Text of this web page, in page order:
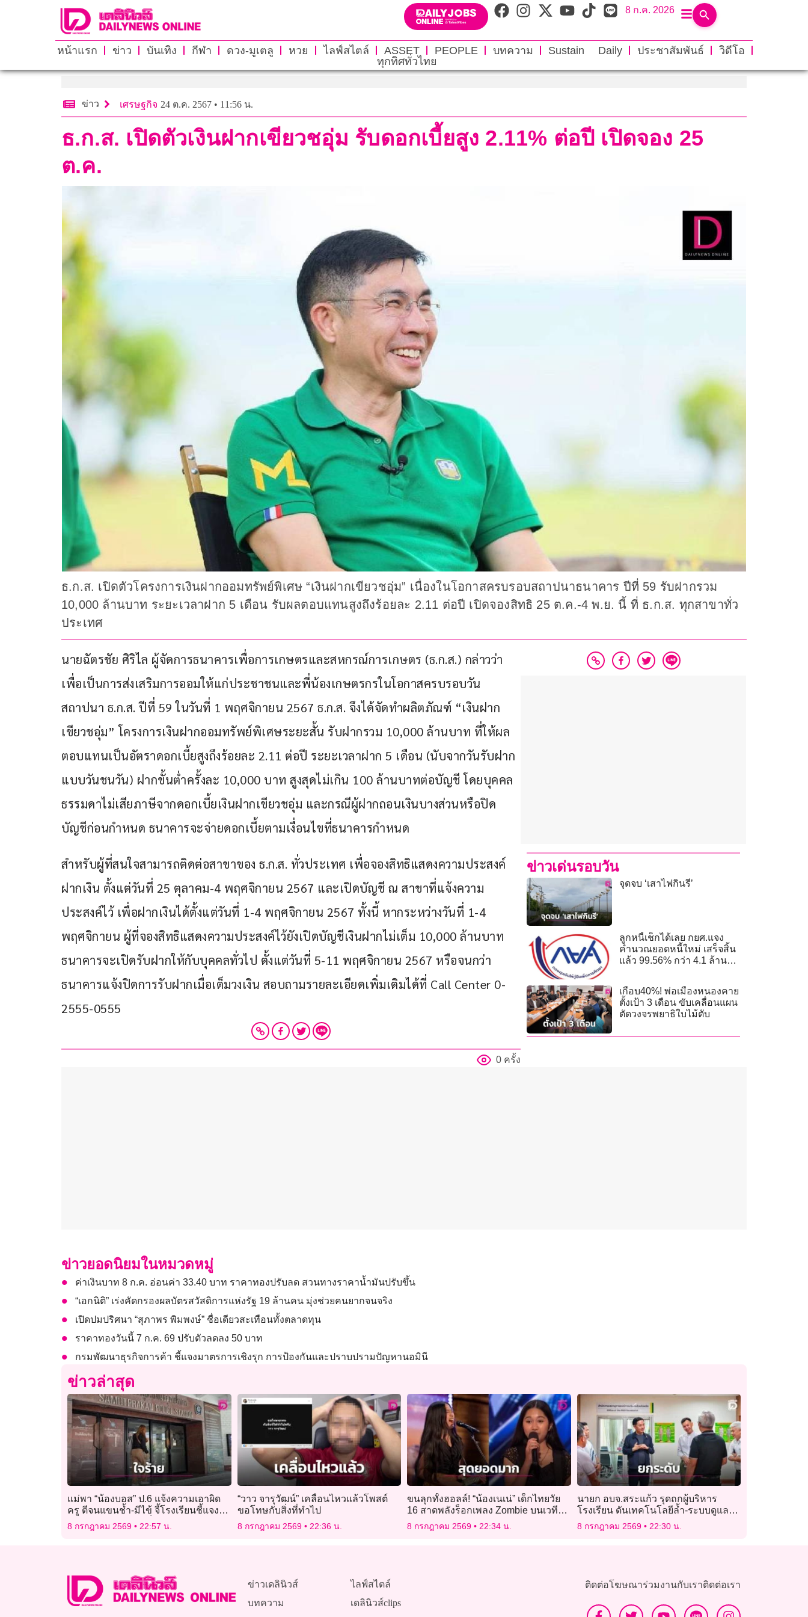
8 ก.ค. 2026
หน้าแรก ข่าว บันเทิง กีฬา ดวง-มูเตลู หวย ไลฟ์สไตล์ ASSET PEOPLE บทความ Sustain Daily ประชาสัมพันธ์
วิดีโอ
ทุกทิศทั่วไทย
ข่าว เศรษฐกิจ 24 ต.ค. 2567 • 11:56 น.
ธ.ก.ส. เปิดตัวเงินฝากเขียวชอุ่ม รับดอกเบี้ยสูง 2.11% ต่อปี เปิดจอง 25
ต.ค.
ธ.ก.ส. เปิดตัวโครงการเงินฝากออมทรัพย์พิเศษ “เงินฝากเขียวชอุ่ม” เนื่องในโอกาสครบรอบสถาปนาธนาคาร ปีที่ 59 รับฝากรวม
10,000 ล้านบาท ระยะเวลาฝาก 5 เดือน รับผลตอบแทนสูงถึงร้อยละ 2.11 ต่อปี เปิดจองสิทธิ 25 ต.ค.-4 พ.ย. นี้ ที่ ธ.ก.ส. ทุกสาขาทั่ว
ประเทศ
นายฉัตรชัย ศิริไล ผู้จัดการธนาคารเพื่อการเกษตรและสหกรณ์การเกษตร (ธ.ก.ส.) กล่าวว่า
เพื่อเป็นการส่งเสริมการออมให้แก่ประชาชนและพี่น้องเกษตรกรในโอกาสครบรอบวัน
สถาปนา ธ.ก.ส. ปีที่ 59 ในวันที่ 1 พฤศจิกายน 2567 ธ.ก.ส. จึงได้จัดทำผลิตภัณฑ์ “เงินฝาก
เขียวชอุ่ม” โครงการเงินฝากออมทรัพย์พิเศษระยะสั้น รับฝากรวม 10,000 ล้านบาท ที่ให้ผล
ตอบแทนเป็นอัตราดอกเบี้ยสูงถึงร้อยละ 2.11 ต่อปี ระยะเวลาฝาก 5 เดือน (นับจากวันรับฝาก
แบบวันชนวัน) ฝากขั้นต่ำครั้งละ 10,000 บาท สูงสุดไม่เกิน 100 ล้านบาทต่อบัญชี โดยบุคคล
ธรรมดาไม่เสียภาษีจากดอกเบี้ยเงินฝากเขียวชอุ่ม และกรณีผู้ฝากถอนเงินบางส่วนหรือปิด
บัญชีก่อนกำหนด ธนาคารจะจ่ายดอกเบี้ยตามเงื่อนไขที่ธนาคารกำหนด
สำหรับผู้ที่สนใจสามารถติดต่อสาขาของ ธ.ก.ส. ทั่วประเทศ เพื่อจองสิทธิแสดงความประสงค์
ฝากเงิน ตั้งแต่วันที่ 25 ตุลาคม-4 พฤศจิกายน 2567 และเปิดบัญชี ณ สาขาที่แจ้งความ
ประสงค์ไว้ เพื่อฝากเงินได้ตั้งแต่วันที่ 1-4 พฤศจิกายน 2567 ทั้งนี้ หากระหว่างวันที่ 1-4
พฤศจิกายน ผู้ที่จองสิทธิแสดงความประสงค์ไว้ยังเปิดบัญชีเงินฝากไม่เต็ม 10,000 ล้านบาท
ธนาคารจะเปิดรับฝากให้กับบุคคลทั่วไป ตั้งแต่วันที่ 5-11 พฤศจิกายน 2567 หรือจนกว่า
ธนาคารแจ้งปิดการรับฝากเมื่อเต็มวงเงิน สอบถามรายละเอียดเพิ่มเติมได้ที่ Call Center 0-
2555-0555
0 ครั้ง
ข่าวเด่นรอบวัน
จุดจบ ‘เสาไฟกินรี’
ลูกหนี้เช็กได้เลย กยศ.แจง
คำนวณยอดหนี้ใหม่ เสร็จสิ้น
แล้ว 99.56% กว่า 4.1 ล้าน
เกือบ40%! พ่อเมืองหนองคาย
ตั้งเป้า 3 เดือน ขับเคลื่อนแผน
ตัดวงจรพยาธิใบไม้ตับ
ข่าวยอดนิยมในหมวดหมู่
ค่าเงินบาท 8 ก.ค. อ่อนค่า 33.40 บาท ราคาทองปรับลด สวนทางราคาน้ำมันปรับขึ้น
“เอกนิติ” เร่งคัดกรองผลบัตรสวัสดิการแห่งรัฐ 19 ล้านคน มุ่งช่วยคนยากจนจริง
เปิดปมปริศนา “สุภาพร พิมพงษ์” ชื่อเดียวสะเทือนทั้งตลาดทุน
ราคาทองวันนี้ 7 ก.ค. 69 ปรับตัวลดลง 50 บาท
กรมพัฒนาธุรกิจการค้า ชี้แจงมาตรการเชิงรุก การป้องกันและปราบปรามปัญหานอมินี
ข่าวล่าสุด
แม่พา “น้องบอส” ป.6 แจ้งความเอาผิด
ครู ตีจนแขนช้ำ-มีไข้ จี้โรงเรียนชี้แจง
มาตรการคุ้มครองเด็ก
8 กรกฎาคม 2569 22:57 น.
“วาว จารุวัฒน์” เคลื่อนไหวแล้วโพสต์
ขอโทษกับสิ่งที่ทำไป
8 กรกฎาคม 2569 22:36 น.
ขนลุกทั้งฮอลล์! “น้องเนเน่” เด็กไทยวัย
16 สาดพลังร็อกเพลง Zombie บนเวที
America’s Got Talent
8 กรกฎาคม 2569 22:34 น.
นายก อบจ.สระแก้ว รุดถกผู้บริหาร
โรงเรียน ดันเทคโนโลยีล้ำ-ระบบดูแล
รายบุคคล
8 กรกฎาคม 2569 22:30 น.
ข่าวเดลินิวส์
บทความ
ไลฟ์สไตล์
เดลินิวส์clips
ติดต่อโฆษณาร่วมงานกับเราติดต่อเรา